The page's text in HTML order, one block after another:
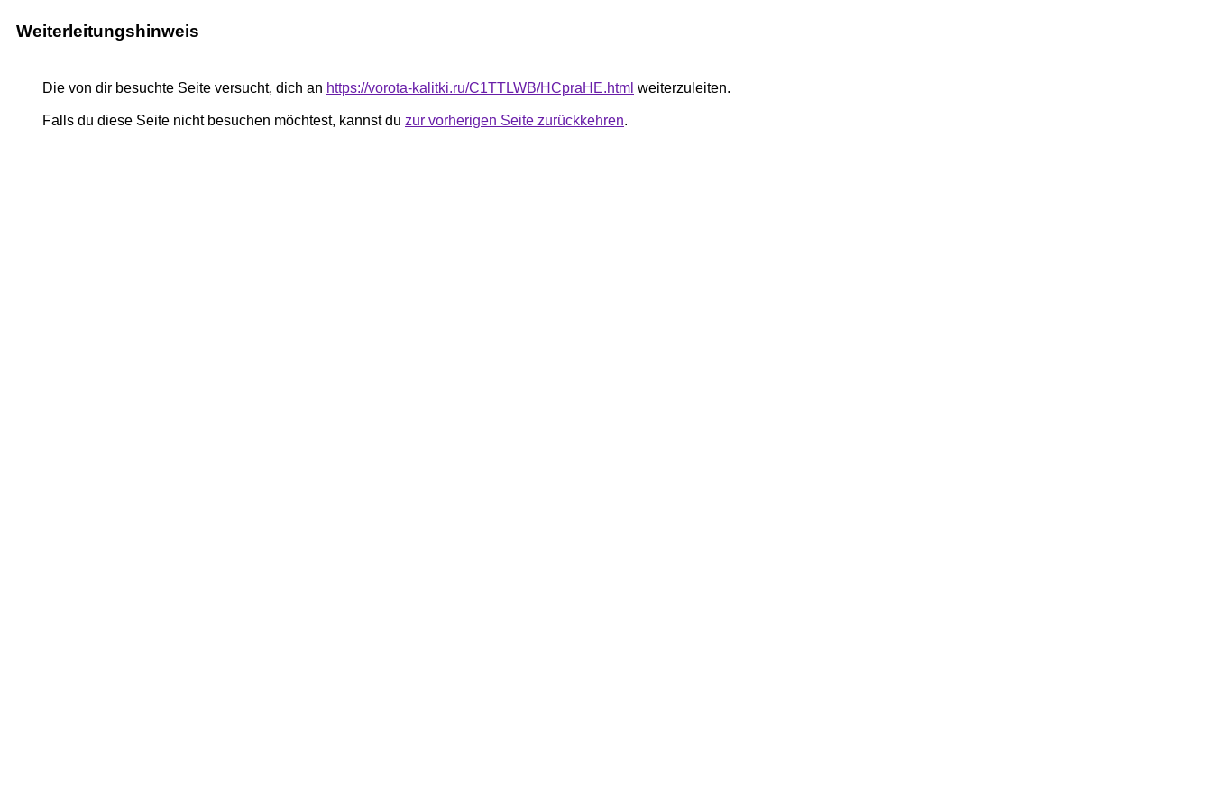
Weiterleitungshinweis
Die von dir besuchte Seite versucht, dich an https://vorota-kalitki.ru/C1TTLWB/HCpraHE.html weiterzuleiten.
Falls du diese Seite nicht besuchen möchtest, kannst du zur vorherigen Seite zurückkehren.